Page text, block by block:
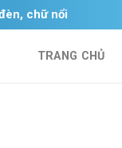
chữ nổi
TRANG CHỦ